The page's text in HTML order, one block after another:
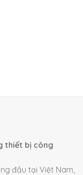
thiết bị công
đầu tại Việt Nam,